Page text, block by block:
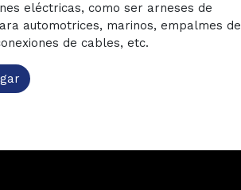
eléctricas, como ser arneses de
automotrices, marinos, empalmes de
de cables, etc.